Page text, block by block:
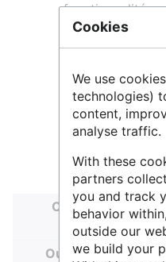
fonctionnalités :
Centralisation
collaborative
Projets
Gestion de bugs
Intégration
Caractéristiques
Ouverture du
Cookies
We use
technologies)
content,
analyse traffic.
With these
partners
you and track
behavior
outside our
we build your